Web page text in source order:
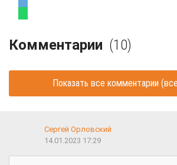
Комментарии (10)
Показать все комментарии
Сергей Орловский
14.01.2023 17:29